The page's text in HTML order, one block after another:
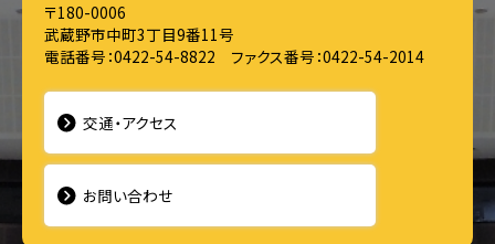
〒180-0006
武蔵野市中町3丁目9番11号
電話番号：0422-54-8822 ファクス番号：0422-54-2014
交通・アクセス
お問い合わせ